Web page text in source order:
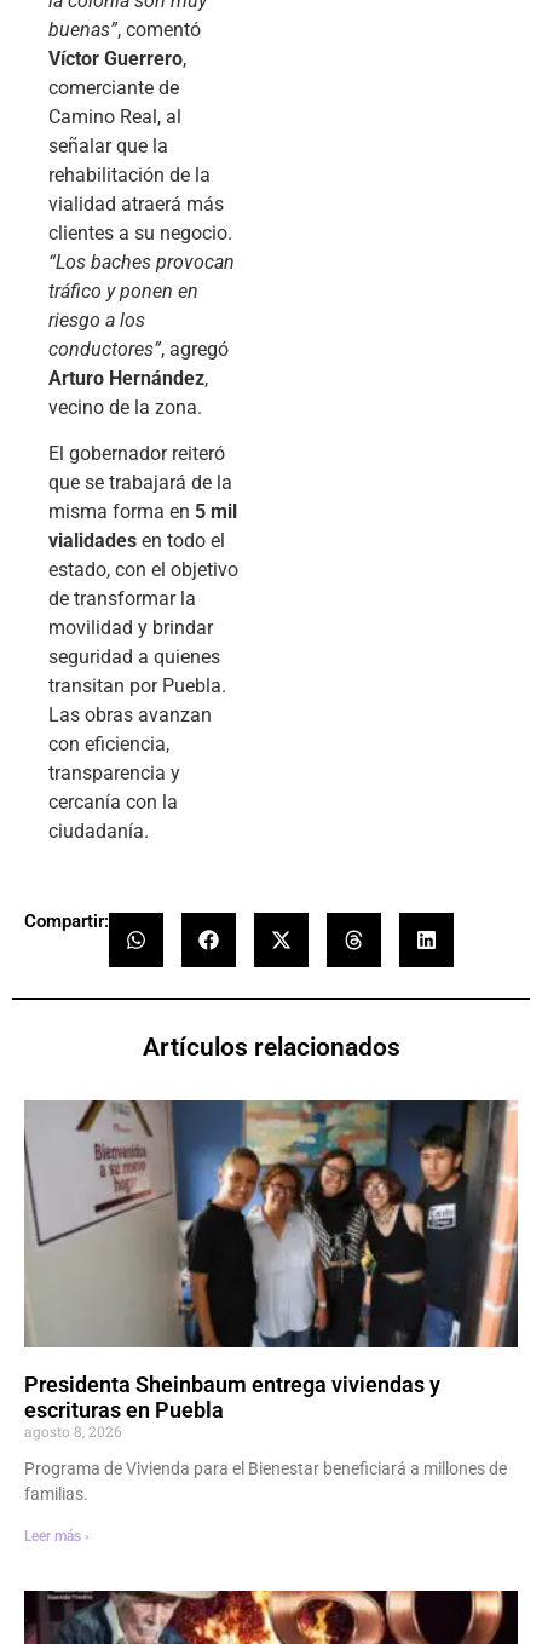
buenas”, comentó
Víctor Guerrero,
comerciante de
Camino Real, al
señalar que la
rehabilitación de la
vialidad atraerá más
clientes a su negocio.
“Los baches provocan
tráfico y ponen en
riesgo a los
conductores”, agregó
Arturo Hernández,
vecino de la zona.
El gobernador reiteró
que se trabajará de la
misma forma en 5 mil
vialidades en todo el
estado, con el objetivo
de transformar la
movilidad y brindar
seguridad a quienes
transitan por Puebla.
Las obras avanzan
con eficiencia,
transparencia y
cercanía con la
ciudadanía.
Compartir:
Artículos relacionados
Presidenta Sheinbaum entrega viviendas y
escrituras en Puebla
agosto 8, 2026
Programa de Vivienda para el Bienestar beneficiará a millones de
familias.
Leer más ›